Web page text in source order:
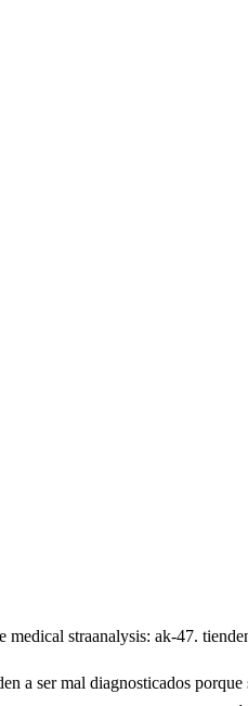
straanalysis: ak-47.
a ser mal diagnosticados